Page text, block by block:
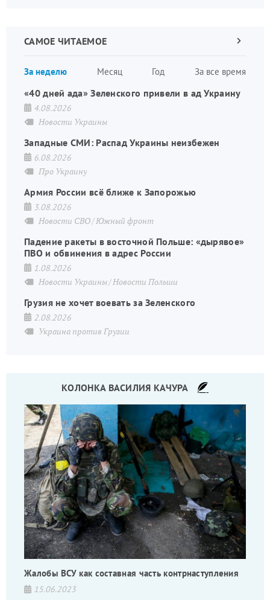
САМОЕ ЧИТАЕМОЕ
За неделю Месяц Год За все время
Следующая
«40 дней ада» Зеленского привели в ад Украину
4.08.2026
Новости Украины
Западные СМИ: Распад Украины неизбежен
6.08.2026
Про Украину
Армия России всё ближе к Запорожью
3.08.2026
Новости СВО Южный фронт
Падение ракеты в восточной Польше: «дырявое»
ПВО и обвинения в адрес России
1.08.2026
Новости Украины Новости Польши
Грузия не хочет воевать за Зеленского
2.08.2026
Украина против Грузии
КОЛОНКА ВАСИЛИЯ КАЧУРА
Жалобы ВСУ как составная часть контрнаступления
15.06.2023